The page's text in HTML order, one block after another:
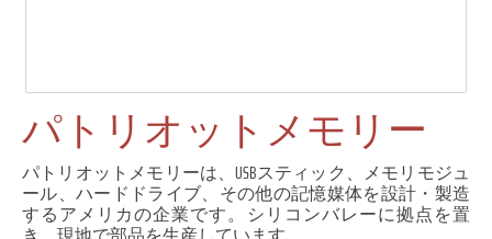
パトリオットメモリー
パトリオットメモリーは、USBスティック、メモリモジュ
ール、ハードドライブ、その他の記憶媒体を設計・製造
するアメリカの企業です。シリコンバレーに拠点を置